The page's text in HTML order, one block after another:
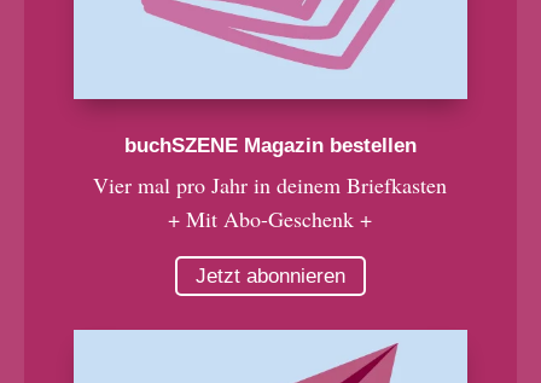
buchSZENE Magazin bestellen
Vier mal pro Jahr in deinem Briefkasten
+ Mit Abo-Geschenk +
Jetzt abonnieren